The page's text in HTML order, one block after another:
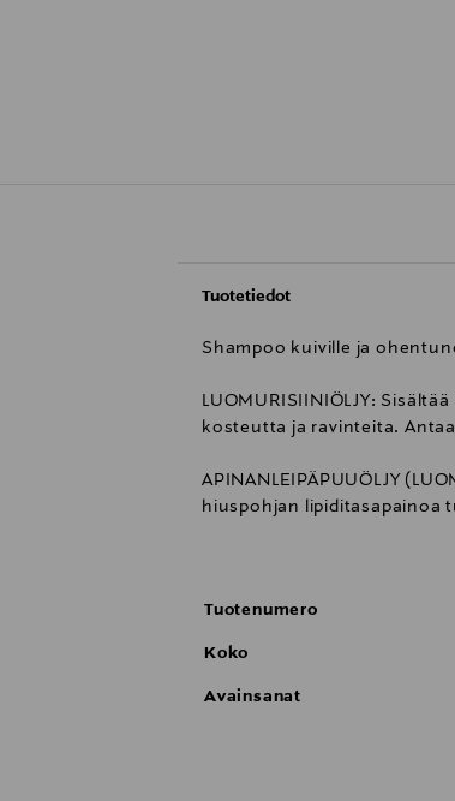
Tuotetiedot
Shampoo kuiville ja
LUOMURISIINIÖLJY:
kosteutta ja ravinteita.
APINANLEIPÄPUUÖLJY
hiuspohjan lipiditasapainoa
PHYTO-
T-LAB Professional:n uusi
ihoterapeuttisten
Tuotenumero
Koko
Avainsanat